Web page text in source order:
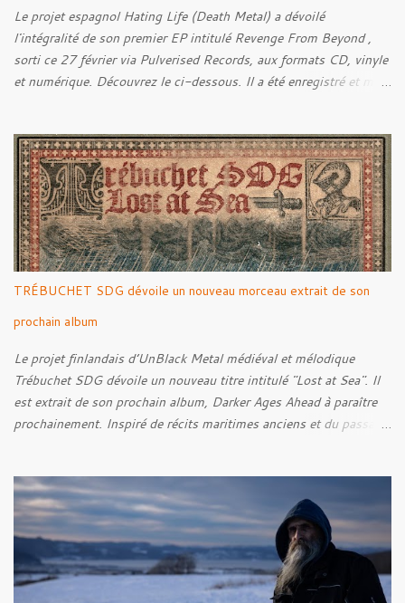
Le projet espagnol Hating Life (Death Metal) a dévoilé
l'intégralité de son premier EP intitulé Revenge From Beyond ,
sorti ce 27 février via Pulverised Records, aux formats CD, vinyle
et numérique. Découvrez le ci-dessous. Il a été enregistré et mixé
Rebellion Against The Vile 05. Revenge From Beyond 06. The
Sense Of Fear
TRÉBUCHET SDG dévoile un nouveau morceau extrait de son
prochain album
Le projet finlandais d’UnBlack Metal médiéval et mélodique
Trébuchet SDG dévoile un nouveau titre intitulé "Lost at Sea". Il
est extrait de son prochain album, Darker Ages Ahead à paraître
prochainement. Inspiré de récits maritimes anciens et du passage
Derrière cette imagerie, le groupe développe un propos autour de
la persévérance et de l’espoir face aux épreuves, alors que le
personnage finit par retrouver la force de continuer malgré les
ténèbres qui l’entourent.